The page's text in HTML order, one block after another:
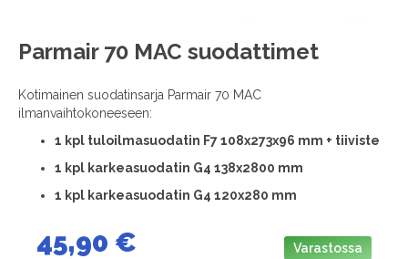
Parmair 70 MAC suodattimet
Kotimainen suodatinsarja Parmair 70 MAC
ilmanvaihtokoneeseen:
1 kpl tuloilmasuodatin F7 108x273x96 mm + tiiviste
1 kpl karkeasuodatin G4 138x2800 mm
1 kpl karkeasuodatin G4 120x280 mm
45,90 € Varastossa
Skip
to
beginning
of
gallery